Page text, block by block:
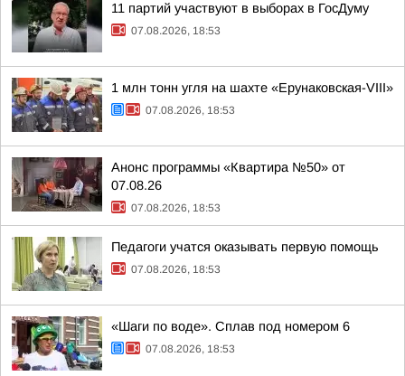
11 партий участвуют в выборах в ГосДуму
07.08.2026, 18:53
1 млн тонн угля на шахте «Ерунаковская-VIII»
07.08.2026, 18:53
Анонс программы «Квартира №50» от
07.08.26
07.08.2026, 18:53
Педагоги учатся оказывать первую помощь
07.08.2026, 18:53
«Шаги по воде». Сплав под номером 6
07.08.2026, 18:53